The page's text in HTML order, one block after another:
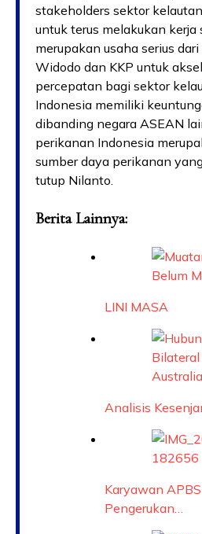
stakeholders sektor
untuk terus melakukan kerja
merupakan usaha serius
Widodo dan KKP untuk
percepatan bagi sektor
Indonesia memiliki
dibanding negara ASEAN
perikanan Indonesia
sumber daya perikanan
tutup Nilanto.
Berita Lainnya:
LINI MASA
Analisis
Karyawan
Pengerukan…